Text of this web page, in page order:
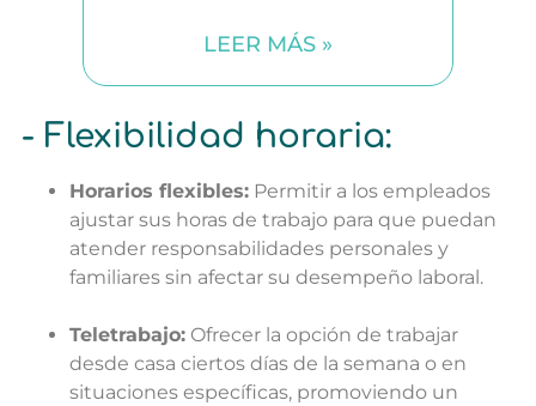
LEER MÁS »
- Flexibilidad horaria:
Horarios flexibles: Permitir a los empleados
ajustar sus horas de trabajo para que puedan
atender responsabilidades personales y
familiares sin afectar su desempeño laboral.
Teletrabajo: Ofrecer la opción de trabajar
desde casa ciertos días de la semana o en
situaciones específicas, promoviendo un